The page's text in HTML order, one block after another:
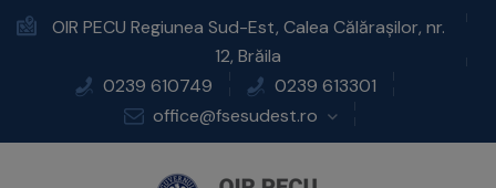
OIR PECU Regiunea Sud-Est, Calea Călărașilor, nr.
12, Brăila
0239 610749
0239 613301
office@fsesudest.ro